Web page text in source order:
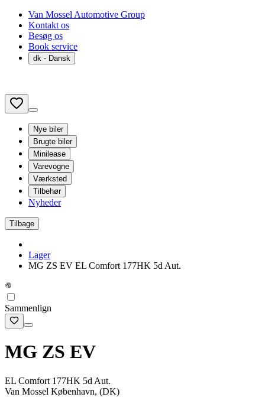
Van Mossel Automotive Group
Kontakt os
Besøg os
Book service
dk - Dansk
Nye biler
Brugte biler
Minilease
Varevogne
Værksted
Tilbehør
Nyheder
Tilbage
Lager
MG ZS EV EL Comfort 177HK 5d Aut.
Sammenlign
MG ZS EV
EL Comfort 177HK 5d Aut.
Van Mossel København, (DK)